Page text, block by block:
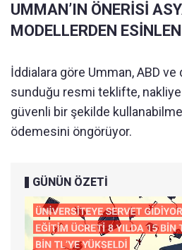
UMMAN’IN ÖNERİSİ
MODELLERDEN
İddialara göre Umman, ABD ve
sunduğu resmi teklifte,
güvenli bir şekilde
ödemesini öngörüyor.
GÜNÜN ÖZETİ